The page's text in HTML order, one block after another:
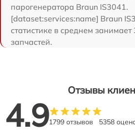
парогенератора Braun IS3041.
[dataset:services:name] Braun
статистике в среднем
запчастей.
Отзывы
4.91799 отзывов 5358